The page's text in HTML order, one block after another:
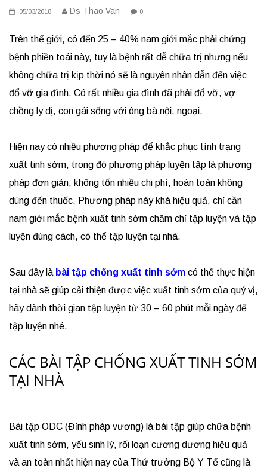
05/03/2018 Ds Thao Van 0
Trên thế giới, có đến 25 – 40% nam giới mắc phải chứng
bệnh phiền toái này, tuy là bệnh rất dễ chữa trị nhưng nếu
không chữa trị kịp thời nó sẽ là nguyên nhân dẫn đến việc
đổ vỡ gia đình. Có rất nhiều gia đình đã phải đổ vỡ, vợ
chồng ly dị, con gái sống với ông bà nội, ngoại.
Hiện nay có nhiều phương pháp để khắc phục tình trạng
xuất tinh sớm, trong đó phương pháp luyện tập là phương
pháp đơn giản, không tốn nhiều chi phí, hoàn toàn không
dùng đến thuốc. Phương pháp này khá hiệu quả, chỉ cần
nam giới mắc bệnh xuất tinh sớm chăm chỉ tập luyện và tập
luyện đúng cách, có thể tập luyện tại nhà.
Sau đây là bài tập chống xuất tinh sớm có thể thực hiện
tại nhà sẽ giúp cải thiện được việc xuất tinh sớm của quý vị,
hãy dành thời gian tập luyện từ 30 – 60 phút mỗi ngày để
tập luyện nhé.
CÁC BÀI TẬP CHỐNG XUẤT TINH SỚM
TẠI NHÀ
Bài tập ODC (Đỉnh pháp vương) là bài tập giúp chữa bệnh
xuất tinh sớm, yếu sinh lý, rối loạn cương dương hiệu quả
và an toàn nhất hiện nay của Thứ trưởng Bộ Y Tế cũng là